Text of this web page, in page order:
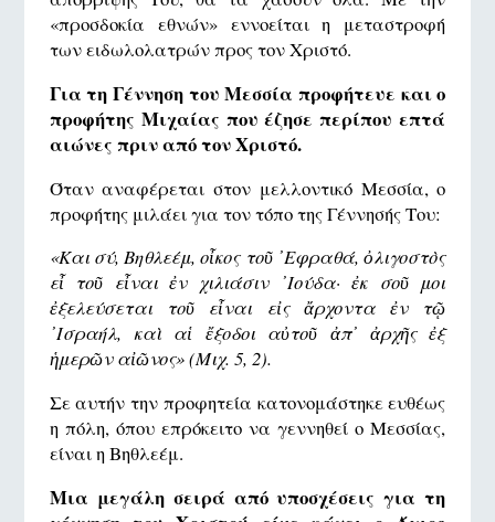
«προσδοκία εθνών» εννοείται η μεταστροφή
των ειδωλολατρών προς τον Χριστό.
Για τη Γέννηση του Μεσσία προφήτευε και ο
προφήτης Μιχαίας που έζησε περίπου επτά
αιώνες πριν από τον Χριστό.
Όταν αναφέρεται στον μελλοντικό Μεσσία, ο
προφήτης μιλάει για τον τόπο της Γέννησής Του:
«Και σύ, Βηθλεέμ, οἶκος τοῦ ᾿Εφραθά, ὀλιγοστὸς
εἶ τοῦ εἶναι ἐν χιλιάσιν ᾿Ιούδα· ἐκ σοῦ μοι
ἐξελεύσεται τοῦ εἶναι εἰς ἄρχοντα ἐν τῷ
᾿Ισραήλ, καὶ αἱ ἔξοδοι αὐτοῦ ἀπ᾿ ἀρχῆς ἐξ
ἡμερῶν αἰῶνος» (Μιχ. 5, 2).
Σε αυτήν την προφητεία κατονομάστηκε ευθέως
η πόλη, όπου επρόκειτο να γεννηθεί ο Μεσσίας,
είναι η Βηθλεέμ.
Μια μεγάλη σειρά από υποσχέσεις για τη